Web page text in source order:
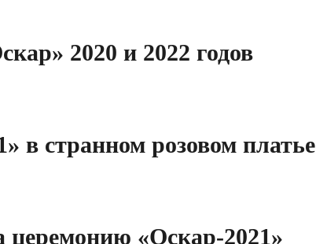
2020 и 2022 годов
в странном розовом платье
церемонию «Оскар-2021»